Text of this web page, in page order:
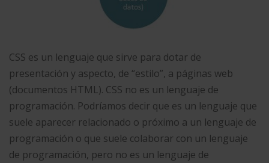
CSS es un lenguaje que sirve para dotar de
presentación y aspecto, de “estilo”, a páginas web
(documentos HTML). CSS no es un lenguaje de
programación. Podríamos decir que es un lenguaje que
suele aparecer relacionado o próximo a un lenguaje de
programación o que suele colaborar con un lenguaje
de programación, pero no es un lenguaje de